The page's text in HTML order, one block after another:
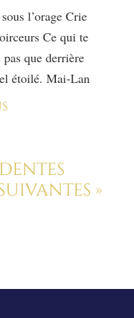
l’orage Crie
Ce qui te
que derrière
étoilé. Mai-Lan
»